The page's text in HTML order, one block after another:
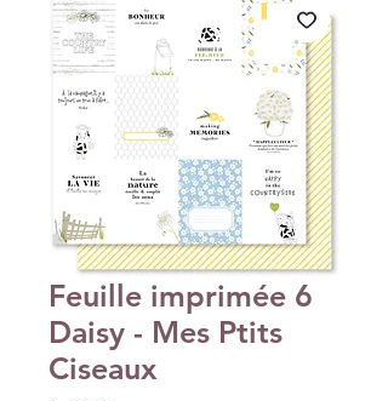
Feuille imprimée 6
Daisy - Mes Ptits
Ciseaux